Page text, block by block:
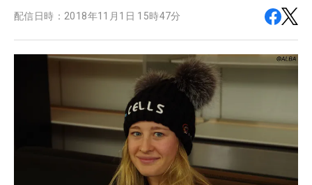
配信日時： 2018年11月1日 15時47分